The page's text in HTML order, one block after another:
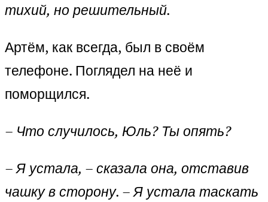
тихий, но решительный.
Артём, как всегда, был в своём
телефоне. Поглядел на неё и
поморщился.
– Что случилось, Юль? Ты опять?
– Я устала, – сказала она, отставив
чашку в сторону. – Я устала таскать